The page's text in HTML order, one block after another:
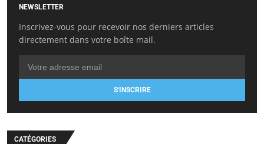
NEWSLETTER
Inscrivez-vous pour recevoir nos derniers articles
directement dans votre boîte mail.
S'INSCRIRE
CATÉGORIES